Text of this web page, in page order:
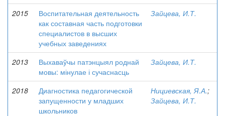
2015
Воспитательная деятельность
как составная часть подготовки
специалистов в высших
учебных заведениях
Зайцева, И.Т.
2013
Выхаваўчы патэнцыял роднай
мовы: мінулае і сучаснасць
Зайцева, И.Т.
2018
Диагностика педагогической
запущенности у младших
школьников
Нициевская, Я.А.;
Зайцева, И.Т.